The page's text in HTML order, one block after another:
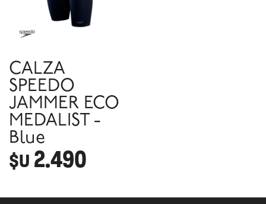
CALZA
SPEEDO
JAMMER ECO
MEDALIST -
Blue
$U 2.490